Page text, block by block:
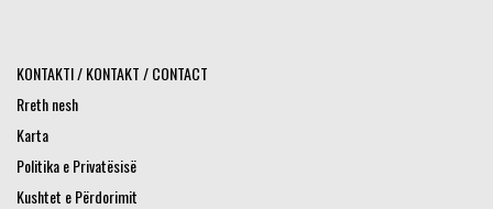
KONTAKTI / KONTAKT / CONTACT
Rreth nesh
Karta
Politika e Privatësisë
Kushtet e Përdorimit